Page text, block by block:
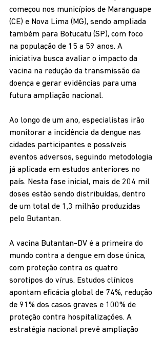
começou nos municípios de Maranguape
(CE) e Nova Lima (MG), sendo ampliada
também para Botucatu (SP), com foco
na população de 15 a 59 anos. A
iniciativa busca avaliar o impacto da
vacina na redução da transmissão da
doença e gerar evidências para uma
futura ampliação nacional.
Ao longo de um ano, especialistas irão
monitorar a incidência da dengue nas
cidades participantes e possíveis
eventos adversos, seguindo metodologia
já aplicada em estudos anteriores no
país. Nesta fase inicial, mais de 204 mil
doses estão sendo distribuídas, dentro
de um total de 1,3 milhão produzidas
pelo Butantan.
A vacina Butantan-DV é a primeira do
mundo contra a dengue em dose única,
com proteção contra os quatro
sorotipos do vírus. Estudos clínicos
apontam eficácia global de 74%, redução
de 91% dos casos graves e 100% de
proteção contra hospitalizações. A
estratégia nacional prevê ampliação